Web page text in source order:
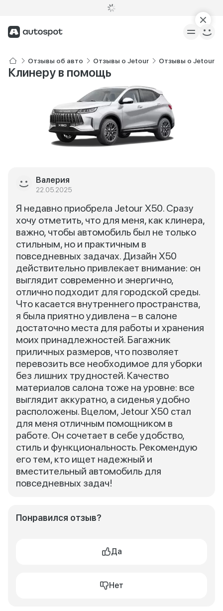
Отзывы об авто Отзывы о Jetour Отзывы о Jetour
Клинеру в помощь
Валерия
22.05.2025
Я недавно приобрела Jetour X50. Сразу
хочу отметить, что для меня, как клинера,
важно, чтобы автомобиль был не только
стильным, но и практичным в
повседневных задачах. Дизайн X50
действительно привлекает внимание: он
выглядит современно и энергично,
отлично подходит для городской среды.
Что касается внутреннего пространства,
я была приятно удивлена – в салоне
достаточно места для работы и хранения
моих принадлежностей. Багажник
приличных размеров, что позволяет
перевозить все необходимое для уборки
без лишних трудностей. Качество
материалов салона тоже на уровне: все
выглядит аккуратно, а сиденья удобно
расположены. Вцелом, Jetour X50 стал
для меня отличным помощником в
работе. Он сочетает в себе удобство,
стиль и функциональность. Рекомендую
его тем, кто ищет надежный и
вместительный автомобиль для
повседневных задач!
Понравился отзыв?
Да
Нет